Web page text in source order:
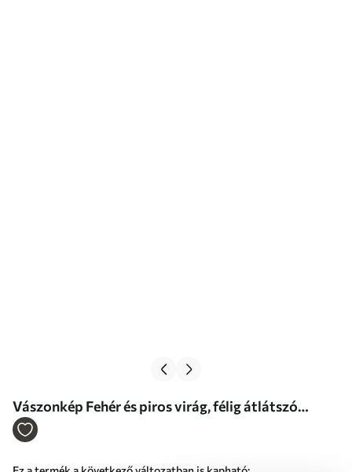
Vászonkép Fehér és piros virág, félig átlátszó
szirmokkal és lecsöpögő festékcseppekkel Nr